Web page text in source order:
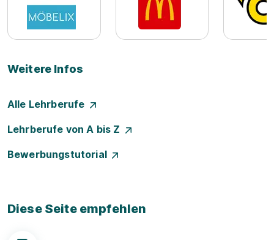
Weitere Infos
Alle Lehrberufe
Lehrberufe von A bis Z
Bewerbungstutorial
Diese Seite empfehlen